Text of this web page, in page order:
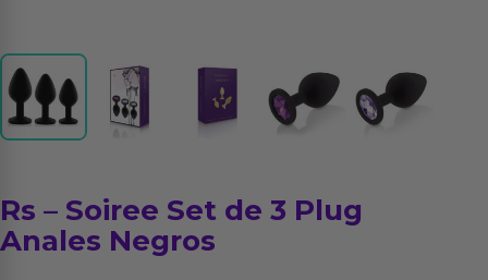
Rs – Soiree Set de 3 Plug
Anales Negros